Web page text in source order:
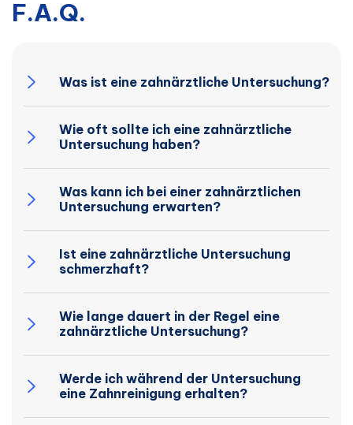
F.A.Q.
Was ist eine zahnärztliche Untersuchung?
Wie oft sollte ich eine zahnärztliche
Untersuchung haben?
Was kann ich bei einer zahnärztlichen
Untersuchung erwarten?
Ist eine zahnärztliche Untersuchung
schmerzhaft?
Wie lange dauert in der Regel eine
zahnärztliche Untersuchung?
Werde ich während der Untersuchung
eine Zahnreinigung erhalten?